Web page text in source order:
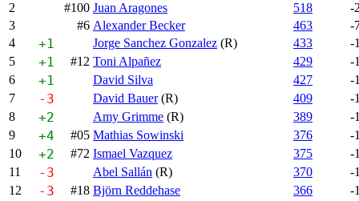
2
#100 Juan Aragones 518
-
3
#6 Alexander Becker 463
-
4
+1 Jorge Sanchez Gonzalez (R) 433
-
5
+1 #12 Toni Alpañez 429
-
6
+1 David Silva 427
-
7
-3 David Bauer(R) 409
-
8
+2 Amy Grimme (R) 389
-
9
+4 #05 Mathias Sowinski 376
-
10
+2 #72 Ismael Vazquez 375
-
11
-3 Abel Sallán (R) 370
-
12
-3 #18 Björn Reddehase 366
-